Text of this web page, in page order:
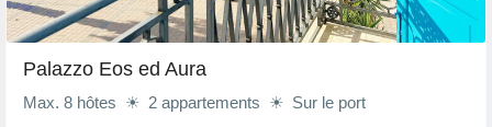
Palazzo Eos ed Aura
Max. 8 hôtes ☀ 2 appartements ☀ Sur le port